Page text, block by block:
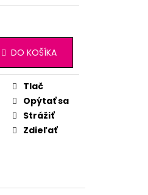
DO KOŠÍKA
Tlač
Opýtať sa
Strážiť
Zdieľať